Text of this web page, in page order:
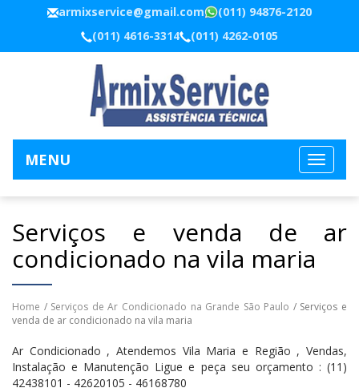
armixservice@gmail.com
(011) 94876-2120
(011) 4616-3314
(011) 4262-0105
MENU
Serviços e venda de ar
condicionado na vila maria
Home / Serviços de Ar Condicionado na Grande São Paulo / Serviços e
venda de ar condicionado na vila maria
Ar Condicionado , Atendemos Vila Maria e Região , Vendas,
Instalação e Manutenção Ligue e peça seu orçamento : (11)
42438101 - 42620105 - 46168780